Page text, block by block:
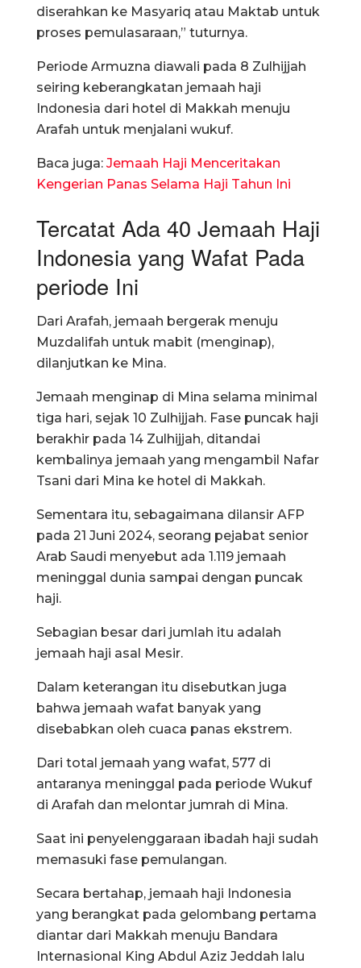
diserahkan ke Masyariq atau Maktab untuk
proses pemulasaraan,” tuturnya.
Periode Armuzna diawali pada 8 Zulhijjah
seiring keberangkatan jemaah haji
Indonesia dari hotel di Makkah menuju
Arafah untuk menjalani wukuf.
Baca juga: Jemaah Haji Menceritakan
Kengerian Panas Selama Haji Tahun Ini
Tercatat Ada 40 Jemaah Haji
Indonesia yang Wafat Pada
periode Ini
Dari Arafah, jemaah bergerak menuju
Muzdalifah untuk mabit (menginap),
dilanjutkan ke Mina.
Jemaah menginap di Mina selama minimal
tiga hari, sejak 10 Zulhijjah. Fase puncak haji
berakhir pada 14 Zulhijjah, ditandai
kembalinya jemaah yang mengambil Nafar
Tsani dari Mina ke hotel di Makkah.
Sementara itu, sebagaimana dilansir AFP
pada 21 Juni 2024, seorang pejabat senior
Arab Saudi menyebut ada 1.119 jemaah
meninggal dunia sampai dengan puncak
haji.
Sebagian besar dari jumlah itu adalah
jemaah haji asal Mesir.
Dalam keterangan itu disebutkan juga
bahwa jemaah wafat banyak yang
disebabkan oleh cuaca panas ekstrem.
Dari total jemaah yang wafat, 577 di
antaranya meninggal pada periode Wukuf
di Arafah dan melontar jumrah di Mina.
Saat ini penyelenggaraan ibadah haji sudah
memasuki fase pemulangan.
Secara bertahap, jemaah haji Indonesia
yang berangkat pada gelombang pertama
diantar dari Makkah menuju Bandara
Internasional King Abdul Aziz Jeddah lalu